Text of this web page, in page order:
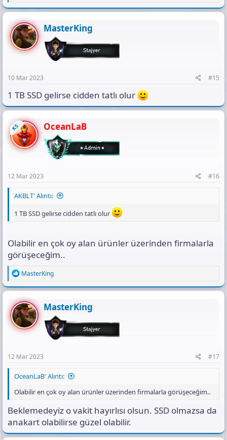
a
c
t
i
o
n
MasterKing
10 Mar 2023 #15
1 TB SSD gelirse cidden tatlı olur
KS OceanLaB
12 Mar 2023 #16
AKBLT' Alıntı:
1 TB SSD gelirse cidden tatlı olur
Olabilir en çok oy alan ürünler üzerinden firmalarla
görüşeceğim..
R
e
a
c
t
i
o
n
MasterKing
MasterKing
12 Mar 2023 #17
OceanLaB' Alıntı:
Olabilir en çok oy alan ürünler üzerinden firmalarla görüşeceğim..
Beklemedeyiz o vakit hayırlısı olsun. SSD olmazsa da
anakart olabilirse güzel olabilir.